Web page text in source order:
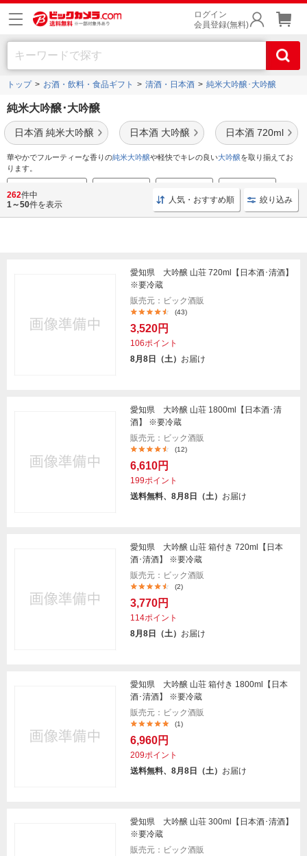
ログイン
会員登録(無料)
トップ お酒・飲料・食品ギフト 清酒・日本酒 純米大吟醸･大吟醸
純米大吟醸･大吟醸
日本酒 純米大吟醸 日本酒 大吟醸 日本酒 720ml
華やかでフルーティーな香りの純米大吟醸や軽快でキレの良い大吟醸を取り揃えてお
ります。
日本酒おすすめ銘柄 大容量ボトル
262件中
1～50件を表示 人気・おすすめ順 絞り込み
愛知県 大吟醸 山荘 720ml【日本酒･清酒】
※要冷蔵
販売元：ビック酒販
(43)
3,520円
106ポイント
8月8日（土） お届け
愛知県 大吟醸 山荘 1800ml【日本酒･清
酒】 ※要冷蔵
販売元：ビック酒販
(12)
6,610円
199ポイント
送料無料、8月8日（土） お届け
愛知県 大吟醸 山荘 箱付き 720ml【日本
酒･清酒】 ※要冷蔵
販売元：ビック酒販
(2)
3,770円
114ポイント
8月8日（土） お届け
愛知県 大吟醸 山荘 箱付き 1800ml【日本
酒･清酒】 ※要冷蔵
販売元：ビック酒販
(1)
6,960円
209ポイント
送料無料、8月8日（土） お届け
愛知県 大吟醸 山荘 300ml【日本酒･清酒】
※要冷蔵
販売元：ビック酒販